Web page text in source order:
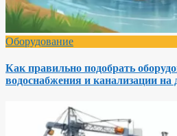
Оборудование
Как правильно подобрать
водоснабжения и канализации на